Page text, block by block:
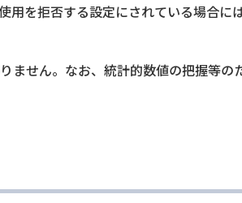
を拒否する設定にされている場合に
せん。なお、統計的数値の把握等の